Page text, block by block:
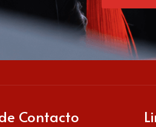
Contacto